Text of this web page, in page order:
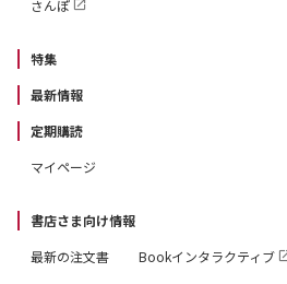
さんぽ
特集
最新情報
定期購読
マイページ
書店さま向け情報
最新の注文書
Bookインタラクティブ